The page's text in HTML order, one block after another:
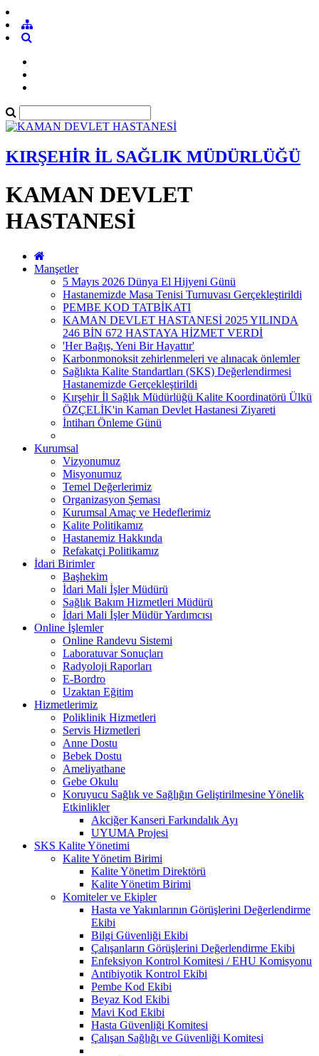
KIRŞEHİR İL SAĞLIK MÜDÜRLÜĞÜ
KAMAN DEVLET
HASTANESİ
Manşetler
5 Mayıs 2026 Dünya El Hijyeni Günü
Hastanemizde Masa Tenisi Turnuvası Gerçekleştirildi
PEMBE KOD TATBİKATI
KAMAN DEVLET HASTANESİ 2025 YILINDA
246 BİN 672 HASTAYA HİZMET VERDİ
'Her Bağış, Yeni Bir Hayattır'
Karbonmonoksit zehirlenmeleri ve alınacak önlemler
Sağlıkta Kalite Standartları (SKS) Değerlendirmesi
Hastanemizde Gerçekleştirildi
Kırşehir İl Sağlık Müdürlüğü Kalite Koordinatörü Ülkü
ÖZÇELİK'in Kaman Devlet Hastanesi Ziyareti
İntiharı Önleme Günü
Kurumsal
Vizyonumuz
Misyonumuz
Temel Değerlerimiz
Organizasyon Şeması
Kurumsal Amaç ve Hedeflerimiz
Kalite Politikamız
Hastanemiz Hakkında
Refakatçi Politikamız
İdari Birimler
Başhekim
İdari Mali İşler Müdürü
Sağlık Bakım Hizmetleri Müdürü
İdari Mali İşler Müdür Yardımcısı
Online İşlemler
Online Randevu Sistemi
Laboratuvar Sonuçları
Radyoloji Raporları
E-Bordro
Uzaktan Eğitim
Hizmetlerimiz
Poliklinik Hizmetleri
Servis Hizmetleri
Anne Dostu
Bebek Dostu
Ameliyathane
Gebe Okulu
Koruyucu Sağlık ve Sağlığın Geliştirilmesine Yönelik
Etkinlikler
Akciğer Kanseri Farkındalık Ayı
UYUMA Projesi
SKS Kalite Yönetimi
Kalite Yönetim Birimi
Kalite Yönetim Direktörü
Kalite Yönetim Birimi
Komiteler ve Ekipler
Hasta ve Yakınlarının Görüşlerini Değerlendirme
Ekibi
Bilgi Güvenliği Ekibi
Çalışanların Görüşlerini Değerlendirme Ekibi
Enfeksiyon Kontrol Komitesi / EHU Komisyonu
Antibiyotik Kontrol Ekibi
Pembe Kod Ekibi
Beyaz Kod Ekibi
Mavi Kod Ekibi
Hasta Güvenliği Komitesi
Çalışan Sağlığı ve Güvenliği Komitesi